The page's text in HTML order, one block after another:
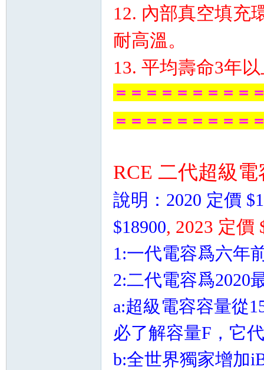
12. 內部真空填充
耐高溫。
13. 平均壽命3年
＝＝＝＝＝＝＝＝＝
＝＝＝＝＝＝＝＝＝
RCE 二代超級電
說明：2020 定價
$18900, 2023 定價
1:一代電容爲六年
2:二代電容爲2020
a:超級電容容量從
必了解容量F，它
b:全世界獨家增加